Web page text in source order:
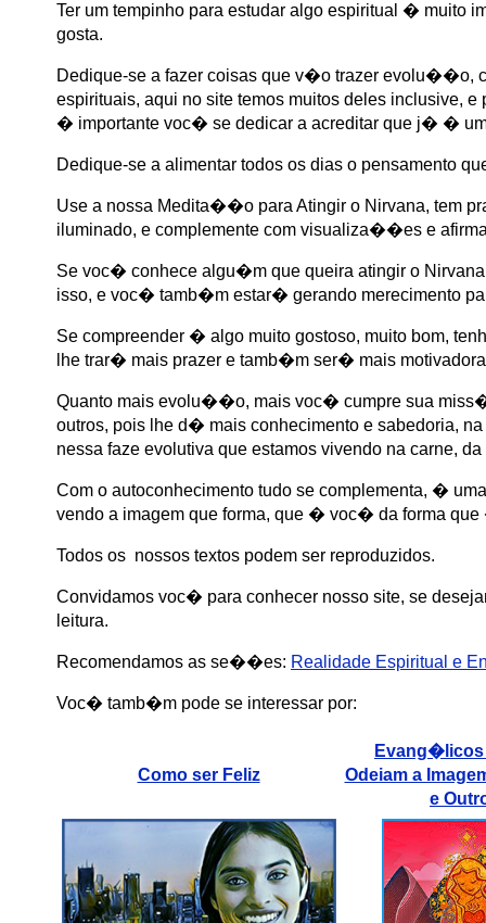
Ter um tempinho para estudar algo espiritual � muito
gosta.
Dedique-se a fazer coisas que v�o trazer evolu��o,
espirituais, aqui no site temos muitos deles inclusive,
� importante voc� se dedicar a acreditar que j� �
Dedique-se a alimentar todos os dias o pensamento
Use a nossa Medita��o para Atingir o Nirvana, tem
iluminado, e complemente com visualiza��es e
Se voc� conhece algu�m que queira atingir o
isso, e voc� tamb�m estar� gerando merecimento
Se compreender � algo muito gostoso, muito bom,
lhe trar� mais prazer e tamb�m ser� mais
Quanto mais evolu��o, mais voc� cumpre sua
outros, pois lhe d� mais conhecimento e sabedoria,
nessa faze evolutiva que estamos vivendo na carne,
Com o autoconhecimento tudo se complementa, �
vendo a imagem que forma, que � voc� da forma
Todos os nossos textos podem ser reproduzidos.
Convidamos voc� para conhecer nosso site, se
leitura.
Recomendamos as se��es: Realidade Espiritual e
Voc� tamb�m pode se interessar por:
Como ser Feliz
Evang�licos
Odeiam a
e